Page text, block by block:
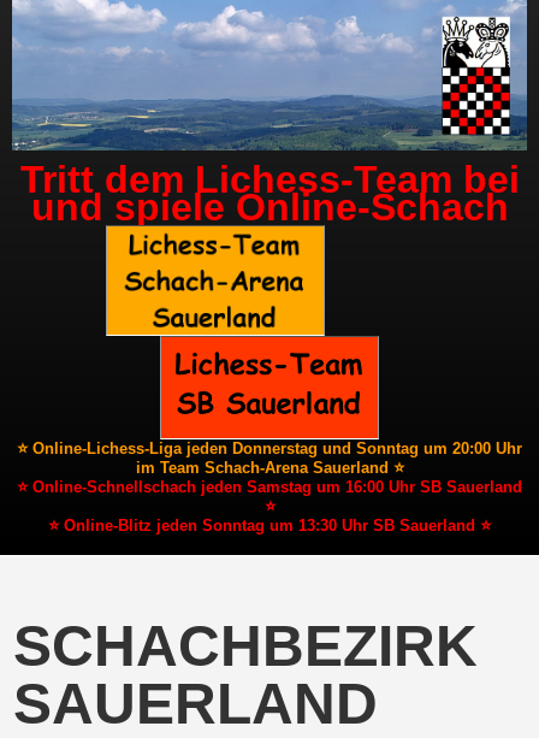
Tritt dem Lichess-Team bei
und spiele Online-Schach
⭐ Online-Lichess-Liga jeden Donnerstag und Sonntag um 20:00 Uhr
im Team Schach-Arena Sauerland ⭐
⭐ Online-Schnellschach jeden Samstag um 16:00 Uhr SB Sauerland
⭐
⭐ Online-Blitz jeden Sonntag um 13:30 Uhr SB Sauerland ⭐
SCHACHBEZIRK
SAUERLAND